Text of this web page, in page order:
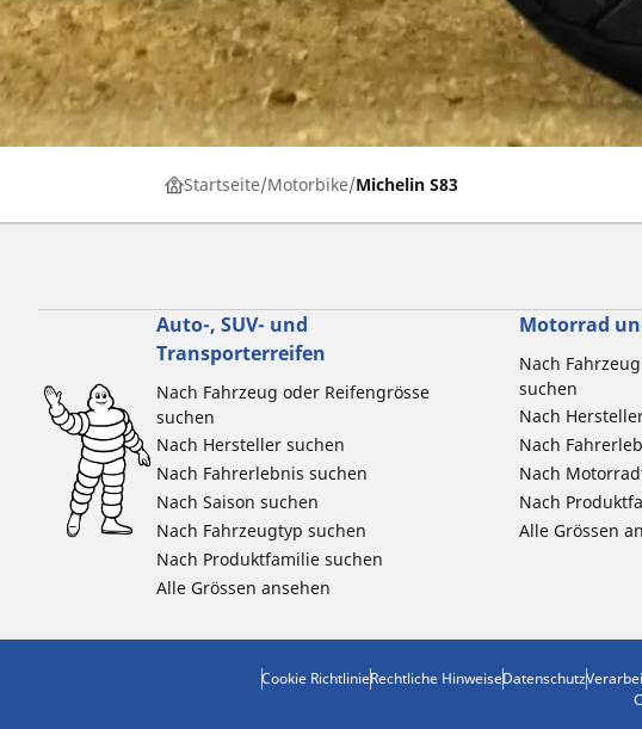
Startseite Motorbike Michelin S83
Auto-, SUV- und
Transporterreifen
Nach Fahrzeug oder Reifengrösse
suchen
Nach Hersteller suchen
Nach Fahrerlebnis suchen
Nach Saison suchen
Nach Fahrzeugtyp suchen
Nach Produktfamilie suchen
Alle Grössen ansehen
Motorrad
Nach
suchen
Nach
Nach
Nach
Nach
Alle Grössen
Cookie RichtlinieRechtliche HinweiseDatenschutz